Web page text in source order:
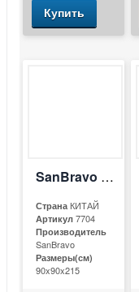
Купить
SanBravo SB-С923
Страна КИТАЙ
Артикул 7704
Производитель
SanBravo
Размеры(см)
90x90x215